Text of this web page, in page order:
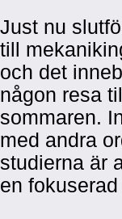
Just nu
till
och det
någon resa
sommaren.
med andra
studierna är
en